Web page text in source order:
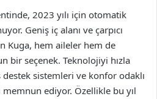
2023 yılı için otomatik
Geniş iç alanı ve çarpıcı
Kuga, hem aileler hem de
bir seçenek. Teknolojiyi hızla
sistemleri ve konfor odaklı
memnun ediyor. Özellikle bu yıl